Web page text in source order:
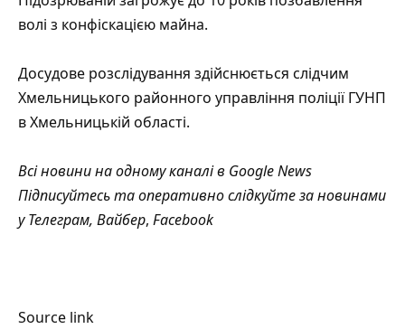
волі з конфіскацією майна.
Досудове розслідування здійснюється слідчим
Хмельницького районного управління поліції ГУНП
в Хмельницькій області.
Всі новини на одному каналі в Google News
Підписуйтесь та оперативно слідкуйте за новинами
уТелеграм, Вайбер, Facebook
Source link